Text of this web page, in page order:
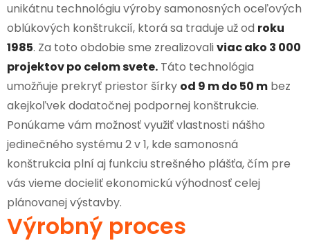
unikátnu technológiu výroby samonosných oceľových
oblúkových konštrukcií, ktorá sa traduje už od roku
1985. Za toto obdobie sme zrealizovaliviac ako 3 000
projektov po celom svete. Táto technológia
umožňuje prekryť priestor šírky od 9 m do 50 m bez
akejkoľvek dodatočnej podpornej konštrukcie.
Ponúkame vám možnosť využiť vlastnosti nášho
jedinečného systému 2 v 1, kde samonosná
konštrukcia plní aj funkciu strešného plášťa, čím pre
vás vieme docieliť ekonomickú výhodnosť celej
plánovanej výstavby.
Výrobný proces